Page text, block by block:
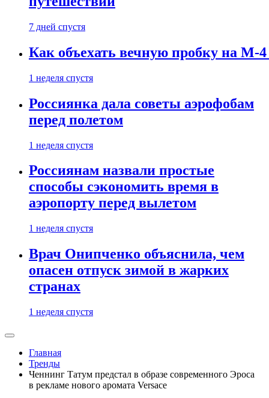
7 дней спустя
Как объехать вечную пробку на М-
1 неделя спустя
Россиянка дала советы аэрофобам
перед полетом
1 неделя спустя
Россиянам назвали простые
способы сэкономить время в
аэропорту перед вылетом
1 неделя спустя
Врач Онипченко объяснила, чем
опасен отпуск зимой в жарких
странах
1 неделя спустя
Главная
Тренды
Ченнинг Татум предстал в образе современного Эроса
в рекламе нового аромата Versace